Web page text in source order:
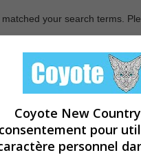
your search terms.
Coyote New
consentement pour
personnel